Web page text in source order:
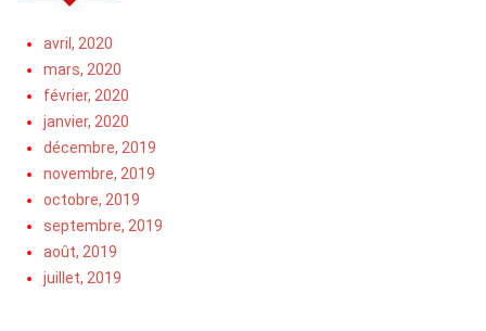
avril, 2020
mars, 2020
février, 2020
janvier, 2020
décembre, 2019
novembre, 2019
octobre, 2019
septembre, 2019
août, 2019
juillet, 2019